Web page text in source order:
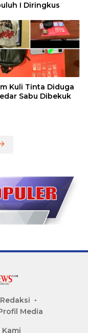
I Diringkus
Kuli Tinta Diduga
Sabu Dibekuk
Media